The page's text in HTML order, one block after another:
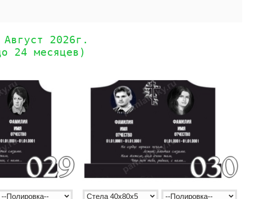
2026г.
24 месяцев)